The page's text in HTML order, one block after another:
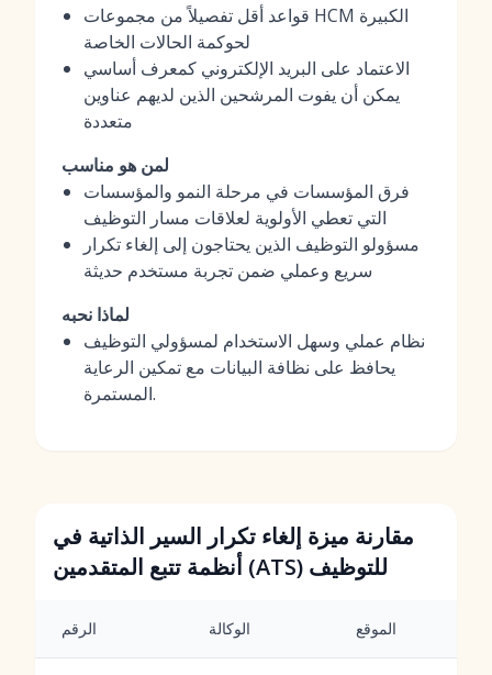
قواعد أقل تفصيلاً من مجموعات HCM الكبيرة
لحوكمة الحالات الخاصة
الاعتماد على البريد الإلكتروني كمعرف أساسي
يمكن أن يفوت المرشحين الذين لديهم عناوين
متعددة
لمن هو مناسب
فرق المؤسسات في مرحلة النمو والمؤسسات
التي تعطي الأولوية لعلاقات مسار التوظيف
مسؤولو التوظيف الذين يحتاجون إلى إلغاء تكرار
سريع وعملي ضمن تجربة مستخدم حديثة
لماذا نحبه
نظام عملي وسهل الاستخدام لمسؤولي التوظيف
يحافظ على نظافة البيانات مع تمكين الرعاية
المستمرة.
مقارنة ميزة إلغاء تكرار السير الذاتية في
أنظمة تتبع المتقدمين (ATS) للتوظيف
الرقم الوكالة الموقع